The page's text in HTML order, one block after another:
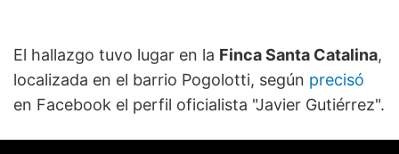
El hallazgo tuvo lugar en la Finca Santa Catalina,
localizada en el barrio Pogolotti, según precisó
en Facebook el perfil oficialista "Javier Gutiérrez".